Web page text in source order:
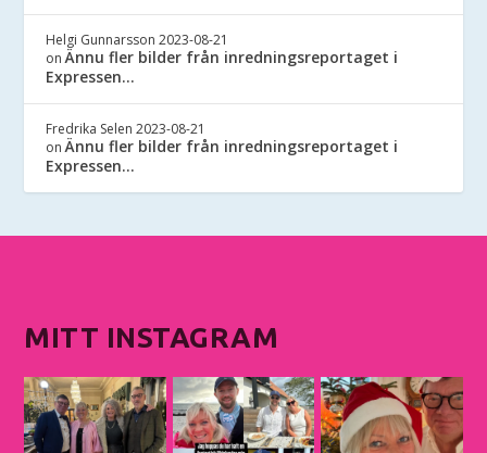
Helgi Gunnarsson 2023-08-21
onÄnnu fler bilder från inredningsreportaget i
Expressen…
Fredrika Selen 2023-08-21
onÄnnu fler bilder från inredningsreportaget i
Expressen…
MITT INSTAGRAM